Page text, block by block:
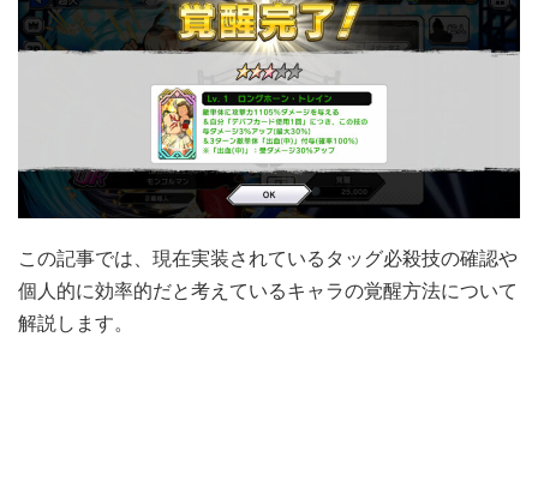
この記事では、現在実装されているタッグ必殺技の確認や
個人的に効率的だと考えているキャラの覚醒方法について
解説します。